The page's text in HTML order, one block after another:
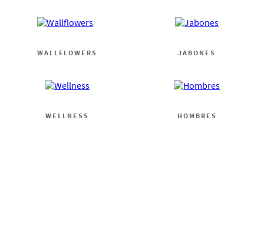
WALLFLOWERS JABONES
WELLNESS HOMBRES